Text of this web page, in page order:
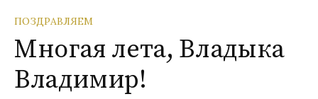
ПОЗДРАВЛЯЕМ
Многая лета, Владыка
Владимир!